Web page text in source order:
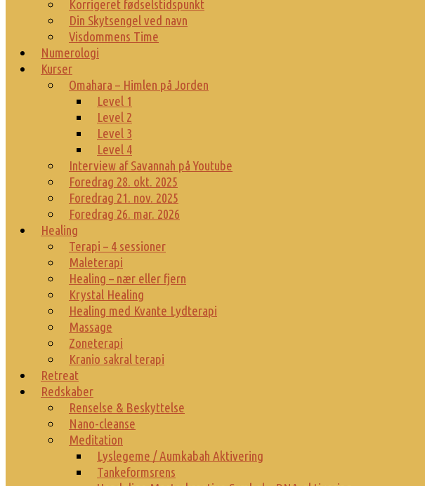
Korrigeret fødselstidspunkt
Din Skytsengel ved navn
Visdommens Time
Numerologi
Kurser
Omahara – Himlen på Jorden
Level 1
Level 2
Level 3
Level 4
Interview af Savannah på Youtube
Foredrag 28. okt. 2025
Foredrag 21. nov. 2025
Foredrag 26. mar. 2026
Healing
Terapi – 4 sessioner
Maleterapi
Healing – nær eller fjern
Krystal Healing
Healing med Kvante Lydterapi
Massage
Zoneterapi
Kranio sakral terapi
Retreat
Redskaber
Renselse & Beskyttelse
Nano-cleanse
Meditation
Lyslegeme / Aumkabah Aktivering
Tankeformsrens